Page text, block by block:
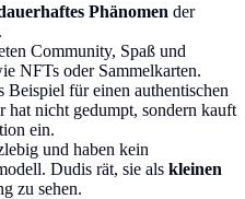
Phänomen der
Community, Spaß und
NFTs oder Sammelkarten.
Beispiel für einen authentischen
hat nicht gedumpt, sondern kauft
ein.
und haben kein
Dudis rät, sie als kleinen
zu sehen.